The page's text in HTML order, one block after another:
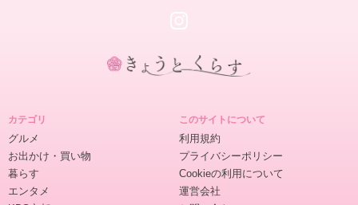
カテゴリ
グルメ
お出かけ・買い物
暮らす
エンタメ
このサイトについて
利用規約
プライバシーポリシー
Cookieの利用について
運営会社